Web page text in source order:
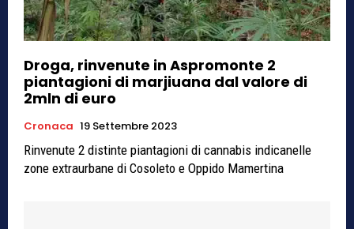
Droga, rinvenute in Aspromonte 2
piantagioni di marjiuana dal valore di
2mln di euro
Cronaca 19 Settembre 2023
Rinvenute 2 distinte piantagioni di cannabis indicanelle
zone extraurbane di Cosoleto e Oppido Mamertina